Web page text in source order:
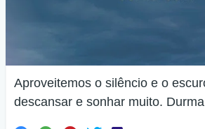
Aproveitemos o silêncio e o
descansar e sonhar muito.